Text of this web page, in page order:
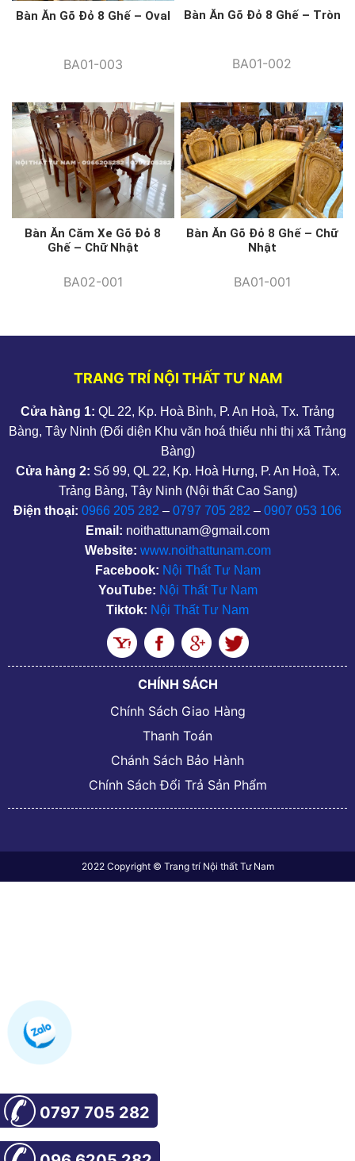
Bàn Ăn Gõ Đỏ 8 Ghế – Oval
BA01-003
Bàn Ăn Gõ Đỏ 8 Ghế – Tròn
BA01-002
Bàn Ăn Căm Xe Gõ Đỏ 8
Ghế – Chữ Nhật
BA02-001
Bàn Ăn Gõ Đỏ 8 Ghế – Chữ
Nhật
BA01-001
TRANG TRÍ NỘI THẤT TƯ NAM
Cửa hàng 1: QL 22, Kp. Hoà Bình, P. An Hoà, Tx. Trảng
Bàng, Tây Ninh (Đối diện Khu văn hoá thiếu nhi thị xã Trảng
Bàng)
Cửa hàng 2: Số 99, QL 22, Kp. Hoà Hưng, P. An Hoà, Tx.
Trảng Bàng, Tây Ninh (Nội thất Cao Sang)
Điện thoại: 0966 205 282 – 0797 705 282 – 0907 053 106
Email: noithattunam@gmail.com
Website: www.noithattunam.com
Facebook: Nội Thất Tư Nam
YouTube: Nội Thất Tư Nam
Tiktok: Nội Thất Tư Nam
CHÍNH SÁCH
Chính Sách Giao Hàng
Thanh Toán
Chánh Sách Bảo Hành
Chính Sách Đổi Trả Sản Phẩm
2022 Copyright © Trang trí Nội thất Tư Nam
0797 705 282